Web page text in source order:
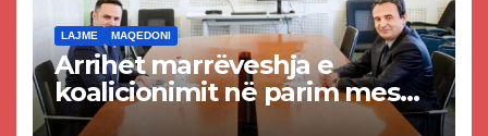
LAJME MAQEDONI
Arrihet marrëveshja e
koalicionimit në parim mes
Kurtit dhe Abdixhikut